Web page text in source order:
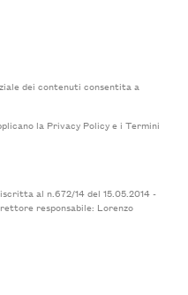
dei contenuti consentita a
la Privacy Policye i Termini
al n.672/14 del 15.05.2014 -
responsabile: Lorenzo